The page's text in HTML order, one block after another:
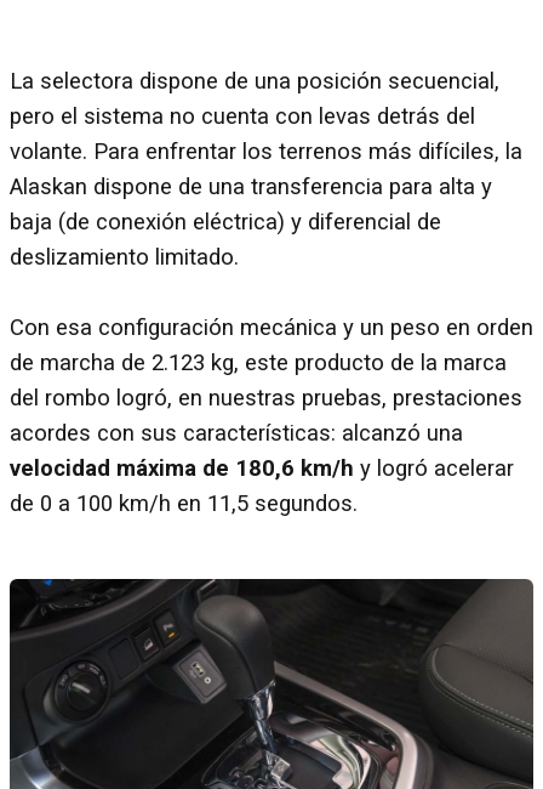
La selectora dispone de una posición secuencial,
pero el sistema no cuenta con levas detrás del
volante. Para enfrentar los terrenos más difíciles, la
Alaskan dispone de una transferencia para alta y
baja (de conexión eléctrica) y diferencial de
deslizamiento limitado.
Con esa configuración mecánica y un peso en orden
de marcha de 2.123 kg, este producto de la marca
del rombo logró, en nuestras pruebas, prestaciones
acordes con sus características: alcanzó una
velocidad máxima de 180,6 km/h y logró acelerar
de 0 a 100 km/h en 11,5 segundos.